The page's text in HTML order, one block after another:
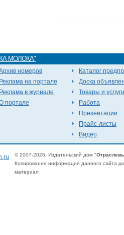
МОЛОКА"
номеров
Реклама на портале
Реклама в журнале
портале
Каталог
Доска
Товары и услуги
Работа
Презентации
Прайс-листы
Видео
© 2007-2026. Издательский дом "
Копирование информации данного сайта
материал